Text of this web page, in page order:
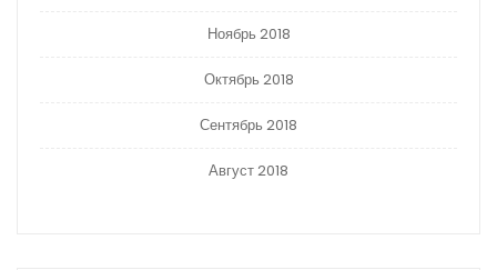
Ноябрь 2018
Октябрь 2018
Сентябрь 2018
Август 2018